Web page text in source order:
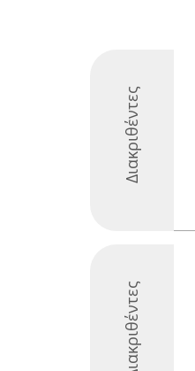
Διακριθέντες
Διακριθέντες